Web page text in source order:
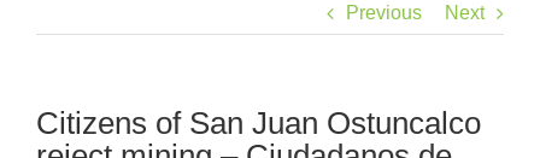
Previous Next
Citizens of San Juan Ostuncalco